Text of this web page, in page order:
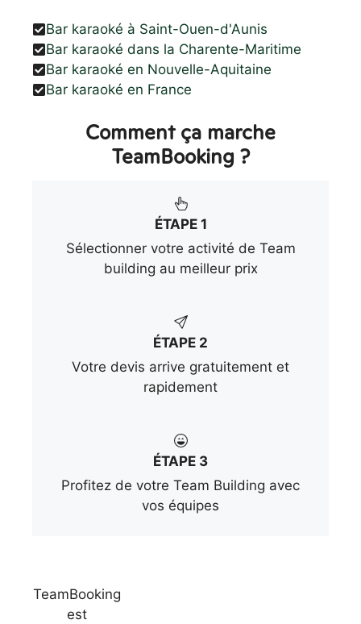
Bar karaoké à Saint-Ouen-d'Aunis
Bar karaoké dans la Charente-Maritime
Bar karaoké en Nouvelle-Aquitaine
Bar karaoké en France
Comment ça marche
TeamBooking ?
ÉTAPE 1
Sélectionner votre activité de Team
building au meilleur prix
ÉTAPE 2
Votre devis arrive gratuitement et
rapidement
ÉTAPE 3
Profitez de votre Team Building avec
vos équipes
TeamBooking
est